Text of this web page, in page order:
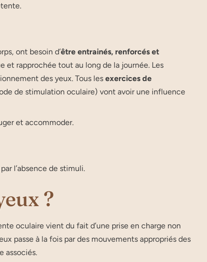
ont besoin d’être entrainés, renforcés et
et rapprochée tout au long de la journée. Les
des yeux. Tous les exercices de
de stimulation oculaire) vont avoir une influence
et accommoder.
l’absence de stimuli.
?
oculaire vient du fait d’une prise en charge non
passe à la fois par des mouvements appropriés des
associés.